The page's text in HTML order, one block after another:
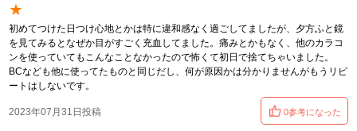
★
初めてつけた日つけ心地とかは特に違和感なく過ごしてましたが、夕方ふと鏡
を見てみるとなぜか目がすごく充血してました。痛みとかもなく、他のカラコ
ンを使っていてもこんなことなかったので怖くて初日で捨てちゃいました。
BCなども他に使ってたものと同じだし、何が原因かは分かりませんがもうリピ
ートはしないです。
2023年07月31日投稿 0参考になった